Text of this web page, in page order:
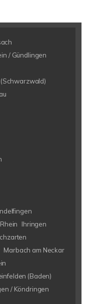
/ Gündlingen
Ihringen
Marbach am Neckar
(Baden)
/ Köndringen